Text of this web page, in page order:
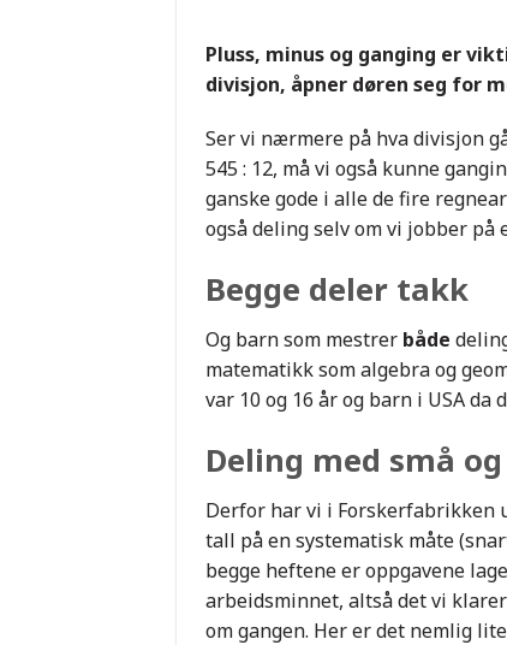
Pluss, minus og ganging er
divisjon, åpner døren seg for
Ser vi nærmere på hva divisjon
545 : 12, må vi også kunne
ganske gode i alle de fire
også deling selv om vi jobber på
Begge deler takk
Og barn som mestrer både
matematikk som algebra og
var 10 og 16 år og barn i USA da
Deling med små
Derfor har vi i Forskerfabrikken
tall på en systematisk måte
begge heftene er oppgavene
arbeidsminnet, altså det vi
om gangen. Her er det nemlig